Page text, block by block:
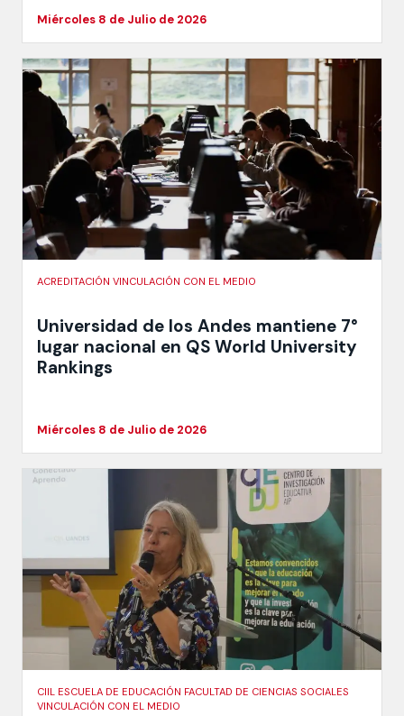
Miércoles 8 de Julio de 2026
ACREDITACIÓN VINCULACIÓN CON EL MEDIO
Universidad de los Andes mantiene 7°
lugar nacional en QS World University
Rankings
Miércoles 8 de Julio de 2026
CIIL ESCUELA DE EDUCACIÓN FACULTAD DE CIENCIAS SOCIALES
VINCULACIÓN CON EL MEDIO